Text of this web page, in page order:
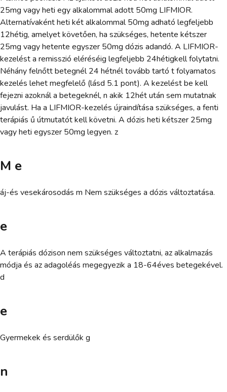
25mg vagy heti egy alkalommal adott 50mg LIFMIOR.
Alternatívaként heti két alkalommal 50mg adható legfeljebb
12hétig, amelyet követően, ha szükséges, hetente kétszer
25mg vagy hetente egyszer 50mg dózis adandó. A LIFMIOR-
kezelést a remisszió eléréséig legfeljebb 24hétigkell folytatni.
Néhány felnőtt betegnél 24 hétnél tovább tartó t folyamatos
kezelés lehet megfelelő (lásd 5.1 pont). A kezelést be kell
fejezni azoknál a betegeknél, n akik 12hét után sem mutatnak
javulást. Ha a LIFMIOR-kezelés újraindítása szükséges, a fenti
terápiás ű útmutatót kell követni. A dózis heti kétszer 25mg
vagy heti egyszer 50mg legyen. z
M e
áj-és vesekárosodás m Nem szükséges a dózis változtatása.
e
A terápiás dózison nem szükséges változtatni, az alkalmazás
módja és az adagoléás megegyezik a 18-64éves betegekével.
d
e
Gyermekek és serdülők g
n